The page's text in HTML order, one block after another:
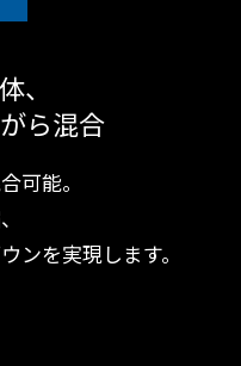
、
ら混合
可能。
ンを実現します。